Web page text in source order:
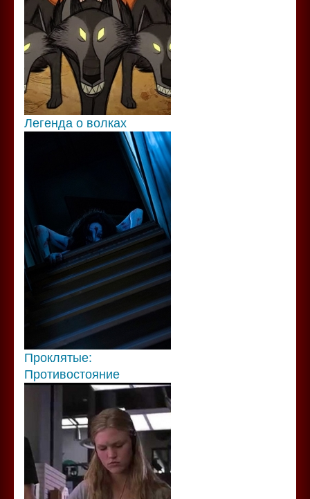
Легенда о волках
Проклятые:
Противостояние